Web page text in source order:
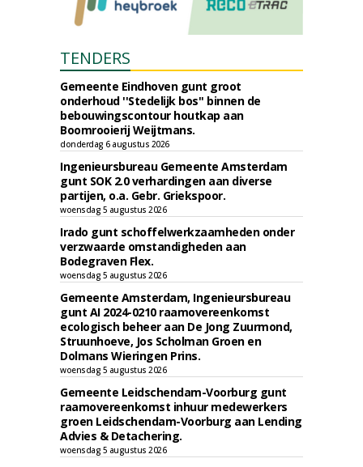
TENDERS
Gemeente Eindhoven gunt groot
onderhoud ''Stedelijk bos'' binnen de
bebouwingscontour houtkap aan
Boomrooierij Weijtmans.
donderdag 6 augustus 2026
Ingenieursbureau Gemeente Amsterdam
gunt SOK 2.0 verhardingen aan diverse
partijen, o.a. Gebr. Griekspoor.
woensdag 5 augustus 2026
Irado gunt schoffelwerkzaamheden onder
verzwaarde omstandigheden aan
Bodegraven Flex.
woensdag 5 augustus 2026
Gemeente Amsterdam, Ingenieursbureau
gunt AI 2024-0210 raamovereenkomst
ecologisch beheer aan De Jong Zuurmond,
Struunhoeve, Jos Scholman Groen en
Dolmans Wieringen Prins.
woensdag 5 augustus 2026
Gemeente Leidschendam-Voorburg gunt
raamovereenkomst inhuur medewerkers
groen Leidschendam-Voorburg aan Lending
Advies & Detachering.
woensdag 5 augustus 2026